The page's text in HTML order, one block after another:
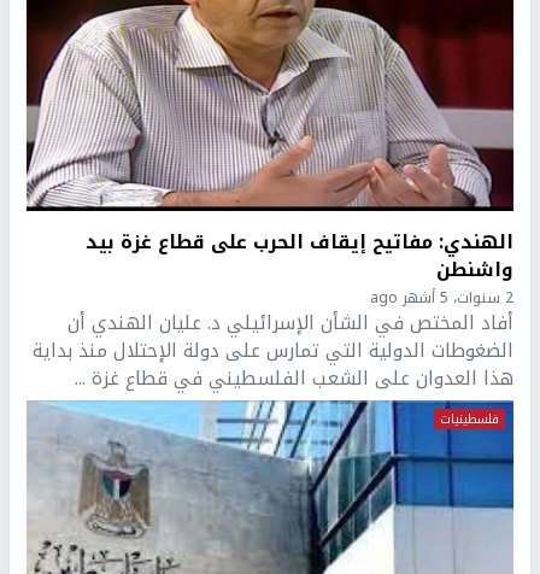
الهندي: مفاتيح إيقاف الحرب على قطاع غزة بيد
واشنطن
2 سنوات، 5 أشهر ago
أفاد المختص في الشأن الإسرائيلي د. عليان الهندي أن
الضغوطات الدولية التي تمارس على دولة الإحتلال منذ بداية
هذا العدوان على الشعب الفلسطيني في قطاع غزة ...
فلسطينيات